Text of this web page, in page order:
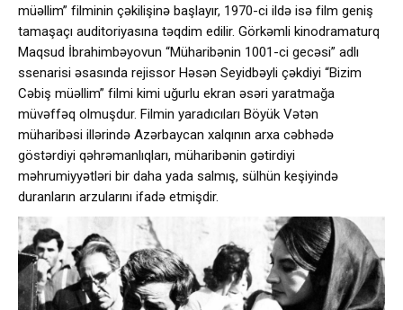
müəllim” filminin çəkilişinə başlayır, 1970-ci ildə isə film geniş
tamaşaçı auditoriyasına təqdim edilir. Görkəmli kinodramaturq
Maqsud İbrahimbəyovun “Müharibənin 1001-ci gecəsi” adlı
ssenarisi əsasında rejissor Həsən Seyidbəyli çəkdiyi “Bizim
Cəbiş müəllim” filmi kimi uğurlu ekran əsəri yaratmağa
müvəffəq olmuşdur. Filmin yaradıcıları Böyük Vətən
müharibəsi illərində Azərbaycan xalqının arxa cəbhədə
göstərdiyi qəhrəmanlıqları, müharibənin gətirdiyi
məhrumiyyətləri bir daha yada salmış, sülhün keşiyində
duranların arzularını ifadə etmişdir.